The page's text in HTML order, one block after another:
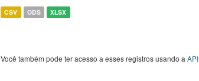
CSV ODS XLSX
Você também pode ter acesso a esses registros usando a API